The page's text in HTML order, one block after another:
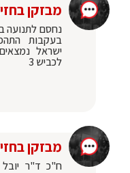
מבזקן
בעקבות
ישראל
לכביש 3
מבזקן
ח"כ ד"ר יובל